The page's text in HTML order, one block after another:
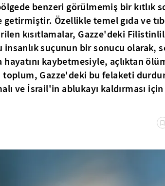
benzeri görülmemiş bir kıtlık
getirmiştir. Özellikle temel gıda ve
kısıtlamalar, Gazze'deki
insanlık suçunun bir sonucu olarak,
kaybetmesiyle, açlıktan
toplum, Gazze'deki bu felaketi
ve İsrail'in ablukayı kaldırması için